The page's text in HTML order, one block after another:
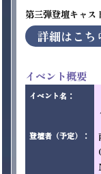
詳細はこち
イベント概要
イベント名 ：
登壇者（予定） ：